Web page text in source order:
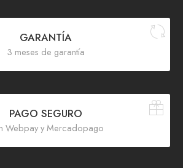
GARANTÍA
3 meses de garantía
PAGO SEGURO
Webpay y Mercadopago